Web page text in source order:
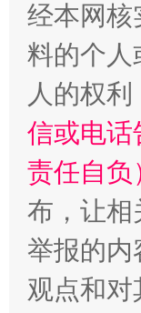
经本网核
料的个人
人的权
信或电话
责任自负
布，让相
举报的
观点和对